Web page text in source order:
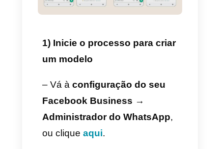
conta doWhatsApp Business
Platform.
pode continuar com os